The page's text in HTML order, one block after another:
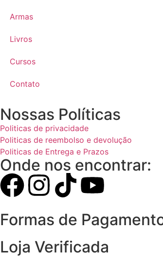
Armas
Livros
Cursos
Contato
Nossas Políticas
Politicas de privacidade
Politicas de reembolso e devolução
Politicas de Entrega e Prazos
Onde nos encontrar:
Formas de
Loja Verificada